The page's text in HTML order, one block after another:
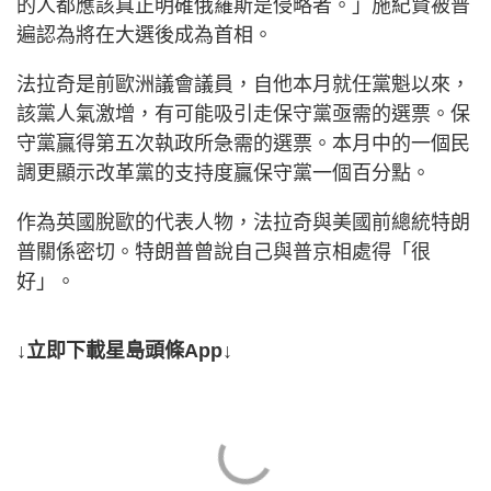
的人都應該真正明確俄羅斯是侵略者。」施紀賢被普
遍認為將在大選後成為首相。
法拉奇是前歐洲議會議員，自他本月就任黨魁以來，
該黨人氣激增，有可能吸引走保守黨亟需的選票。保
守黨贏得第五次執政所急需的選票。本月中的一個民
調更顯示改革黨的支持度贏保守黨一個百分點。
作為英國脫歐的代表人物，法拉奇與美國前總統特朗
普關係密切。特朗普曾說自己與普京相處得「很
好」。
↓立即下載星島頭條App↓